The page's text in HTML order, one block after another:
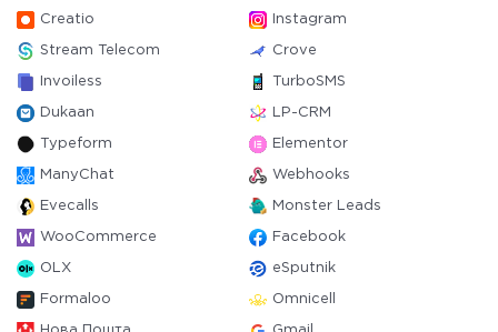
Creatio Instagram
Stream Telecom Crove
Invoiless TurboSMS
Dukaan LP-CRM
Typeform Elementor
ManyChat Webhooks
Evecalls Monster Leads
WooCommerce Facebook
OLX eSputnik
Formaloo Omnicell